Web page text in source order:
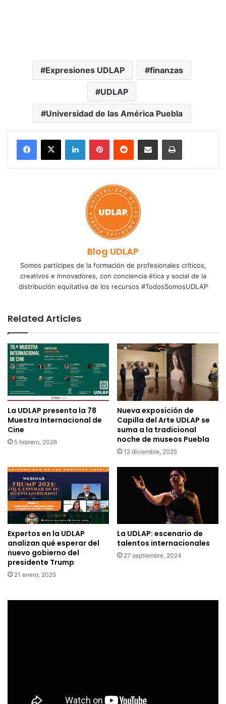
Expresiones UDLAP finanzas
UDLAP
Universidad de las América Puebla
LinkedInPinterestReddit Share via Email Print
Blog UDLAP
Somos partícipes de la formación de profesionales críticos,
creativos e innovadores, con conciencia ética y social de la
distribución equitativa de los recursos #TodosSomosUDLAP
Related Articles
La UDLAP presenta la 78
Muestra Internacional de
Cine
5 febrero, 2026
Nueva exposición de
Capilla del Arte UDLAP se
suma a la tradicional
noche de museos Puebla
12 diciembre, 2025
Expertos en la UDLAP
analizan qué esperar del
nuevo gobierno del
presidente Trump
21 enero, 2025
La UDLAP: escenario de
talentos internacionales
27 septiembre, 2024